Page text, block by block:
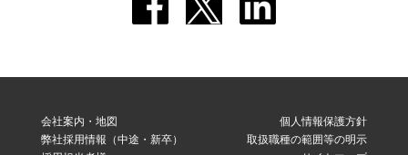
会社案内・地図
弊社採用情報（中途・新卒）
個人情報保護方針
取扱職種の範囲等の明示